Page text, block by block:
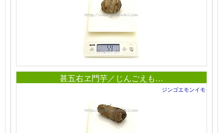
甚五右ヱ門芋／じんごえも…
ジンゴエモンイモ